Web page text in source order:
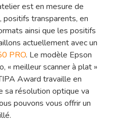
est en mesure de
positifs transparents, en
ainsi que les positifs
actuellement avec un
PRO. Le modèle Epson
« meilleur scanner à plat »
Award travaille en
sa résolution optique va
pouvons vous offrir un